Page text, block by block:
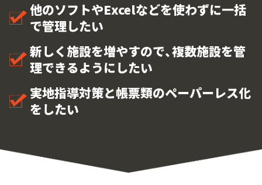
他のソフトやExcelなどを使わずに一括
で管理したい
新しく施設を増やすので、複数施設を管
理できるようにしたい
実地指導対策と帳票類のペーパーレス化
をしたい